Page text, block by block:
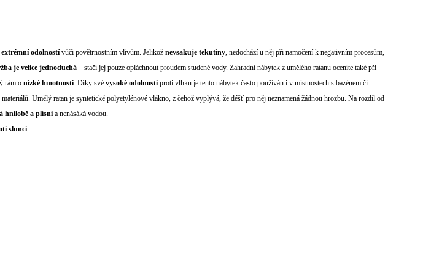
odolnostívůči povětrnostním vlivům. Jelikož nevsakuje tekutiny, nedochází u něj při namočení k negativním procesům,
je velice jednoduchástačí jej pouze opláchnout proudem studené vody. Zahradní nábytek z umělého ratanu oceníte také při
rám o nízké hmotnosti. Díky své vysoké odolnosti proti vlhku je tento nábytek často používán i v místnostech s bazénem či
Umělý ratan je syntetické polyetylénové vlákno, z čehož vyplývá, že déšť pro něj neznamená žádnou hrozbu. Na rozdíl od
hnilobě a plísnia nenásáká vodou.
slunci.